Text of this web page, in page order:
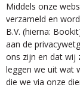
Middels onze
verzameld en
B.V. (hierna:
aan de
ons zijn en dat wij
leggen we uit wat
die we via onze